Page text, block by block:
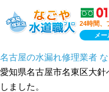
24時間、
メ
名古屋の水漏れ修理業者
愛知県名古屋市名東区大
しました。